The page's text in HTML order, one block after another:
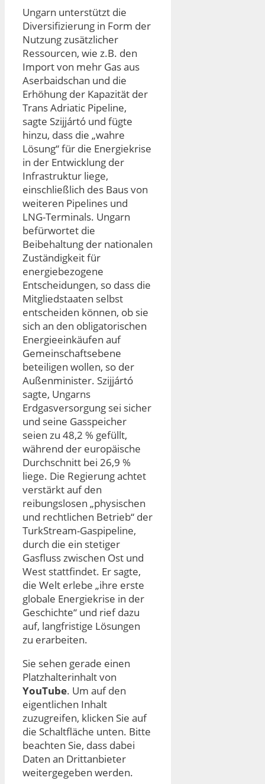
Ungarn unterstützt die
Diversifizierung in Form der
Nutzung zusätzlicher
Ressourcen, wie z.B. den
Import von mehr Gas aus
Aserbaidschan und die
Erhöhung der Kapazität der
Trans Adriatic Pipeline,
sagte Szijjártó und fügte
hinzu, dass die „wahre
Lösung“ für die Energiekrise
in der Entwicklung der
Infrastruktur liege,
einschließlich des Baus von
weiteren Pipelines und
LNG-Terminals. Ungarn
befürwortet die
Beibehaltung der nationalen
Zuständigkeit für
energiebezogene
Entscheidungen, so dass die
Mitgliedstaaten selbst
entscheiden können, ob sie
sich an den obligatorischen
Energieeinkäufen auf
Gemeinschaftsebene
beteiligen wollen, so der
Außenminister. Szijjártó
sagte, Ungarns
Erdgasversorgung sei sicher
und seine Gasspeicher
seien zu 48,2 % gefüllt,
während der europäische
Durchschnitt bei 26,9 %
liege. Die Regierung achtet
verstärkt auf den
reibungslosen „physischen
und rechtlichen Betrieb“ der
TurkStream-Gaspipeline,
durch die ein stetiger
Gasfluss zwischen Ost und
West stattfindet. Er sagte,
die Welt erlebe „ihre erste
globale Energiekrise in der
Geschichte“ und rief dazu
auf, langfristige Lösungen
zu erarbeiten.
Sie sehen gerade einen
Platzhalterinhalt von
YouTube. Um auf den
eigentlichen Inhalt
zuzugreifen, klicken Sie auf
die Schaltfläche unten. Bitte
beachten Sie, dass dabei
Daten an Drittanbieter
weitergegeben werden.